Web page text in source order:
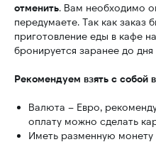
отменить. Вам необходимо
передумаете. Так как заказ
приготовление еды в кафе
бронируется заранее до дня
Рекомендуем взять с собой
Валюта – Евро,
оплату можно сделать
Иметь разменную монету